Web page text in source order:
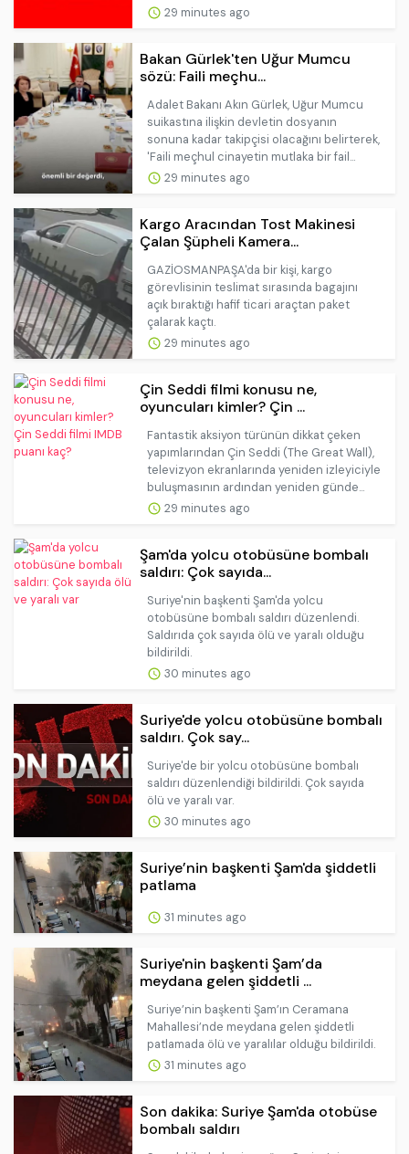
29 minutes ago
Bakan Gürlek'ten Uğur Mumcu
sözü: Faili meçhu...
Adalet Bakanı Akın Gürlek, Uğur Mumcu
suikastına ilişkin devletin dosyanın
sonuna kadar takipçisi olacağını belirterek,
'Faili meçhul cinayetin mutlaka bir fail...
29 minutes ago
Kargo Aracından Tost Makinesi
Çalan Şüpheli Kamera...
GAZİOSMANPAŞA'da bir kişi, kargo
görevlisinin teslimat sırasında bagajını
açık bıraktığı hafif ticari araçtan paket
çalarak kaçtı.
29 minutes ago
Çin Seddi filmi konusu ne,
oyuncuları kimler? Çin ...
Fantastik aksiyon türünün dikkat çeken
yapımlarından Çin Seddi (The Great Wall),
televizyon ekranlarında yeniden izleyiciyle
buluşmasının ardından yeniden günde...
29 minutes ago
Şam'da yolcu otobüsüne bombalı
saldırı: Çok sayıda...
Suriye'nin başkenti Şam'da yolcu
otobüsüne bombalı saldırı düzenlendi.
Saldırıda çok sayıda ölü ve yaralı olduğu
bildirildi.
30 minutes ago
Suriye'de yolcu otobüsüne bombalı
saldırı. Çok say...
Suriye'de bir yolcu otobüsüne bombalı
saldırı düzenlendiği bildirildi. Çok sayıda
ölü ve yaralı var.
30 minutes ago
Suriye’nin başkenti Şam'da şiddetli
patlama
31 minutes ago
Suriye'nin başkenti Şam’da
meydana gelen şiddetli ...
Suriye’nin başkenti Şam’ın Ceramana
Mahallesi’nde meydana gelen şiddetli
patlamada ölü ve yaralılar olduğu bildirildi.
31 minutes ago
Son dakika: Suriye Şam'da otobüse
bombalı saldırı